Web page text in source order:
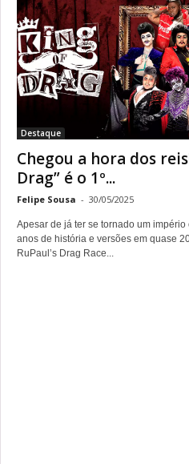
Destaque
Chegou a hora dos
Drag” é o 1º...
Felipe Sousa - 30/05/2025
Apesar de já ter se tornado um império
anos de história e versões em quase
RuPaul’s Drag Race...